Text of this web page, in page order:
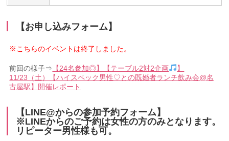
【お申し込みフォーム】
※こちらのイベントは終了しました。
前回の様子⇒ 【24名参加◎】【テーブル2対2企画
】
11/23（土）【ハイスペック男性♡との既婚者ランチ飲み会@名
古屋駅】開催レポート
【LINE@からの参加予約フォーム】
※LINEからのご予約は女性の方のみとなります。
リピーター男性様も可。